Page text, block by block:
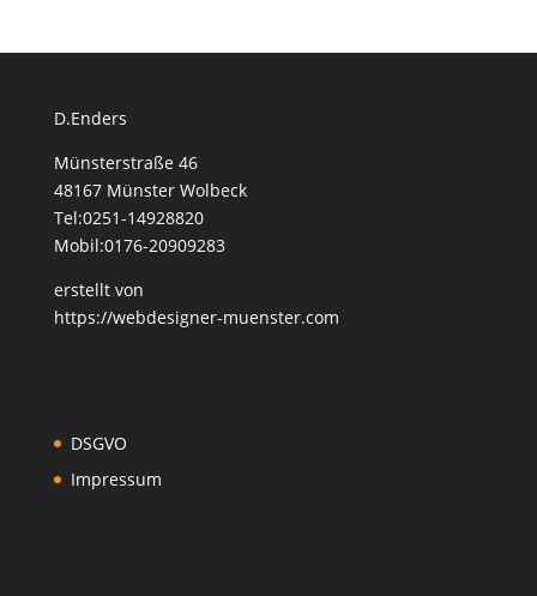
D.Enders
Münsterstraße 46
48167 Münster Wolbeck
Tel:0251-14928820
Mobil:0176-20909283
erstellt von
https://webdesigner-muenster.com
DSGVO
Impressum